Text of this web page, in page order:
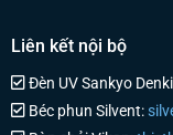
Liên kết nội bộ
Đèn UV Sankyo
Béc phun Silvent: